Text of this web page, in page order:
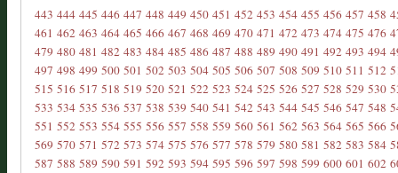
443 444 445 446 447 448 449 450 451 452 453 454 455 456 457 458
461 462 463 464 465 466 467 468 469 470 471 472 473 474 475 476
479 480 481 482 483 484 485 486 487 488 489 490 491 492 493 494
497 498 499 500 501 502 503 504 505 506 507 508 509 510 511 512
515 516 517 518 519 520 521 522 523 524 525 526 527 528 529 530
533 534 535 536 537 538 539 540 541 542 543 544 545 546 547 548
551 552 553 554 555 556 557 558 559 560 561 562 563 564 565 566
569 570 571 572 573 574 575 576 577 578 579 580 581 582 583 584
587 588 589 590 591 592 593 594 595 596 597 598 599 600 601 602